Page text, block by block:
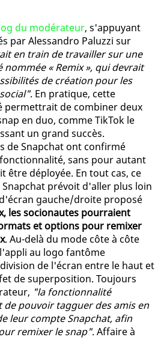
du modérateur, s'appuyant
par Alessandro Paluzzi sur
en train de travailler sur une
« Remix », qui devrait
de création pour les
. En pratique, cette
permettrait de combiner deux
en duo, comme TikTok le
un grand succès.
de Snapchat ont confirmé
sans pour autant
être déployée. En tout cas, ce
prévoit d'aller plus loin
gauche/droite proposé
les socionautes pourraient
et options pour remixer
. Au-delà du mode côte à côte
au logo fantôme
de l'écran entre le haut et
de superposition. Toujours
"la fonctionnalité
pouvoir tagguer des amis en
leur compte Snapchat, afin
remixer le snap". Affaire à